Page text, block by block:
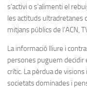
s’activi o s’alimenti el
les actituds ultradretanes
mitjans públics de l’ACN,
La informació lliure i
persones puguem
crític. La pèrdua de
societats dominades i